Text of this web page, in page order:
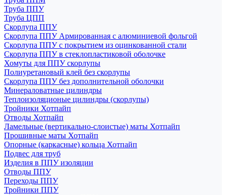
Труба ППУ
Труба ЦПП
Скорлупа ППУ
Скорлупа ППУ Армированная с алюминиевой фольгой
Скорлупа ППУ с покрытием из оцинкованной стали
Скорлупа ППУ в стеклопластиковой оболочке
Хомуты для ППУ скорлупы
Полиуретановый клей без скорлупы
Скорлупа ППУ без дополнительной оболочки
Минераловатные цилиндры
Теплоизоляционые цилиндры (скорлупы)
Тройники Хотпайп
Отводы Хотпайп
Ламельные (вертикально-слоистые) маты Хотпайп
Прошивные маты Хотпайп
Опорные (каркасные) кольца Хотпайп
Подвес для труб
Изделия в ППУ изоляции
Отводы ППУ
Переходы ППУ
Тройники ППУ